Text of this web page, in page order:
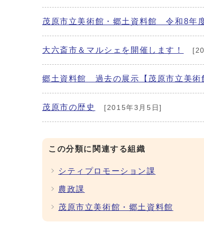
茂原市立美術館・郷土資料館 令和8年
大六斎市＆マルシェを開催します！
郷土資料館 過去の展示【茂原市立美術
茂原市の歴史 [2015年3月5日]
この分類に関連する組織
シティプロモーション課
農政課
茂原市立美術館・郷土資料館